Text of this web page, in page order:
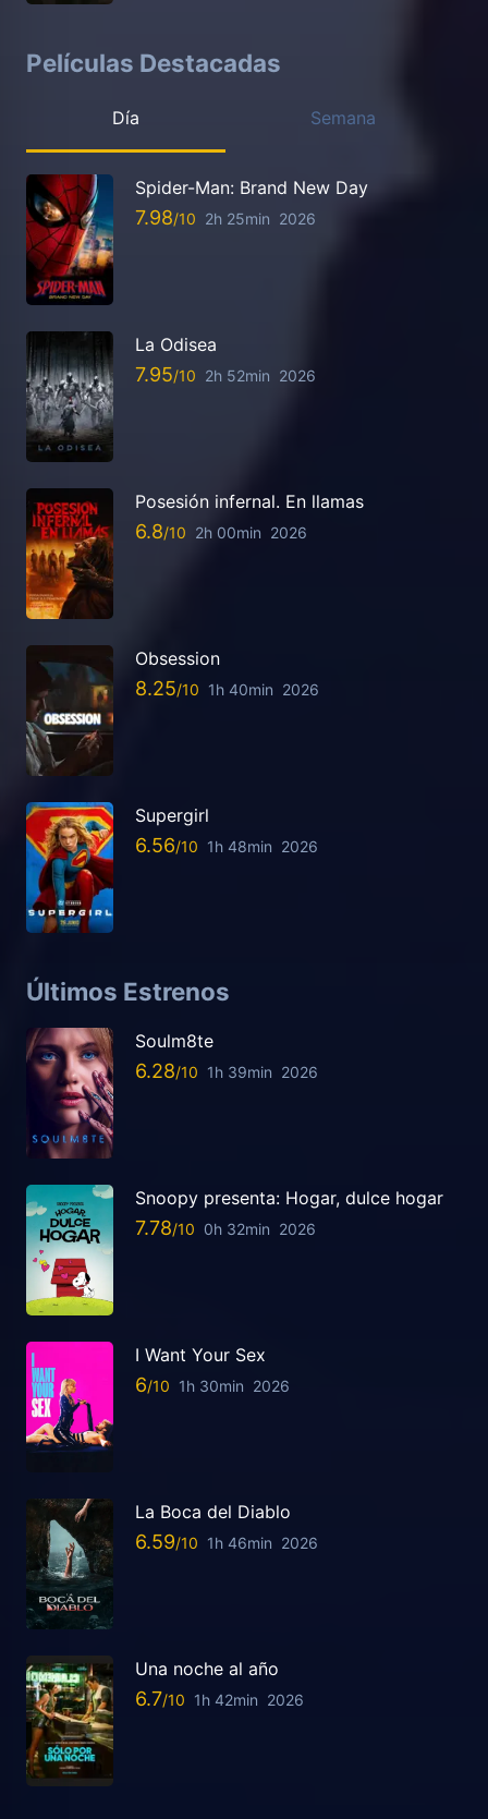
Películas Destacadas
Día Semana
Spider-Man: Brand New Day
7.98 2h 25min 2026
La Odisea
7.95 2h 52min 2026
Posesión infernal. En llamas
6.8 2h 00min 2026
Obsession
8.25 1h 40min 2026
Supergirl
6.56 1h 48min 2026
Últimos Estrenos
Soulm8te
6.28 1h 39min 2026
Snoopy presenta: Hogar, dulce hogar
7.78 0h 32min 2026
I Want Your Sex
6 1h 30min 2026
La Boca del Diablo
6.59 1h 46min 2026
Una noche al año
6.7 1h 42min 2026